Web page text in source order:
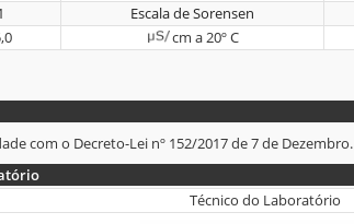
Escala de Sorensen
cm a 20º C
com o Decreto-Lei nº 152/2017 de 7 de Dezembro.
Técnico do Laboratório